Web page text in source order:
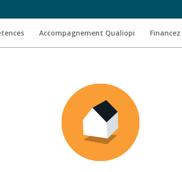
Accompagnement Qualiopi